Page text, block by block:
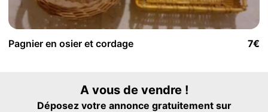
Pagnier en osier et cordage 7€
A vous de vendre !
Déposez votre annonce gratuitement sur